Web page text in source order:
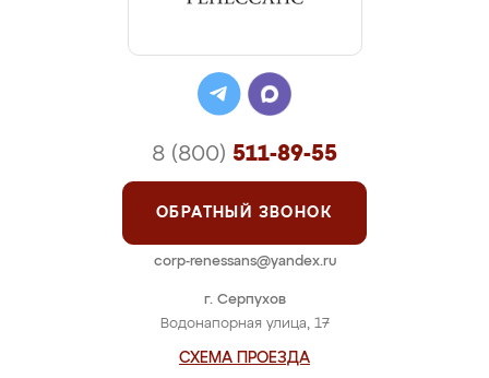
г. Серпухов
Водонапорная улица, 17
СХЕМА ПРОЕЗДА
8 (800) 511-89-55
ОБРАТНЫЙ ЗВОНОК
corp-renessans@yandex.ru